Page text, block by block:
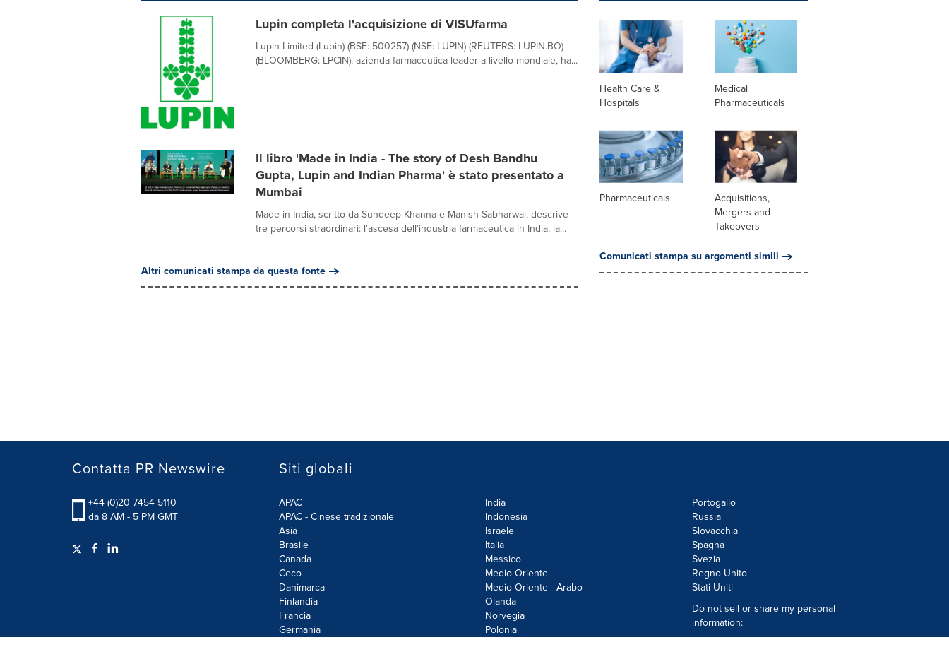
Lupin completa l'acquisizione di VISUfarma
Lupin Limited (Lupin) (BSE: 500257) (NSE: LUPIN) (REUTERS: LUPIN.BO)
(BLOOMBERG: LPCIN), azienda farmaceutica leader a livello mondiale, ha...
Il libro 'Made in India - The story of Desh Bandhu
Gupta, Lupin and Indian Pharma' è stato presentato a
Mumbai
Made in India, scritto da Sundeep Khanna e Manish Sabharwal, descrive
tre percorsi straordinari: l'ascesa dell'industria farmaceutica in India, la...
Altri comunicati stampa da questa fonte
Health Care &
Hospitals
Medical
Pharmaceuticals
Pharmaceuticals
Acquisitions,
Mergers and
Takeovers
Comunicati stampa su argomenti simili
Contatta PR Newswire
+44 (0)20 7454 5110
da 8 AM - 5 PM GMT
Siti globali
APAC
APAC - Cinese tradizionale
Asia
Brasile
Canada
Ceco
Danimarca
Finlandia
Francia
Germania
India
Indonesia
Israele
Italia
Messico
Medio Oriente
Medio Oriente - Arabo
Olanda
Norvegia
Polonia
Portogallo
Russia
Slovacchia
Spagna
Svezia
Regno Unito
Stati Uniti
Do not sell or share my personal
information: